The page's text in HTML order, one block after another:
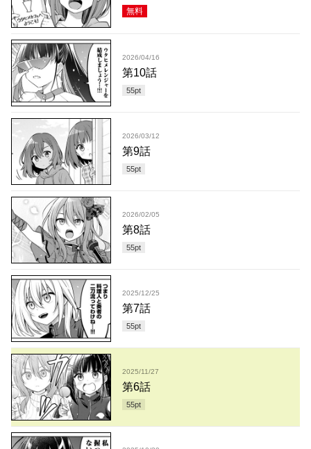
無料
2026/04/16
第10話
55pt
2026/03/12
第9話
55pt
2026/02/05
第8話
55pt
2025/12/25
第7話
55pt
2025/11/27
第6話
55pt